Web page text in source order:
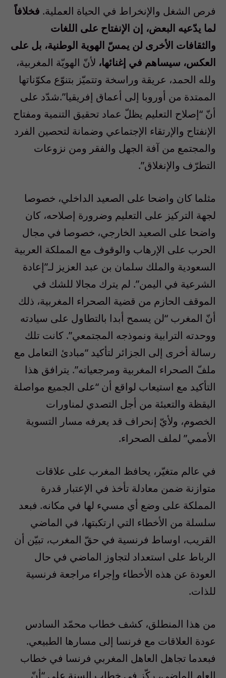
فرص الشغل والإنخراط في الحياة العملية. فخلافاً
لما يدّعيه البعض، إن الإنفتاح على اللغات
والثقافات الأخرى لن يمسّ الهوية الوطنية، بل على
العكس، سيساهم في إغنائها، لأنّ الهويّة المغربية،
ولله الحمد، عريقة وراسخة وتتميّز بتنوّع مكوّناتها
الممتدة من أوروبا إلى أعماق إفريقيا”.شدّد على
أنّ “إصلاح التعليم يظلّ عماد تحقيق التنمية ومفتاح
الإنفتاح والإرتقاء الإجتماعي وضمانة لتحصين الفرد
والمجتمع من آفة الجهل والفقر ومن نزوعات
التطرّف والإنغلاق”.
مثلما كان واضحا على الصعيد الداخلي، خصوصا
لجهة التركيز على التعليم وضرورة إصلاحه، كان
واضحا على الصعيد الخارجي، خصوصا في مجال
الحرب على الإرهاب والوقوف مع المملكة العربية
السعودية والملك سلمان بن عبد العزيز لـ”إعادة
الشرعية في اليمن”. لم يترك مجالا للشك في
الموقف الحازم من قضية الصحراء المغربية، ذلك
أنّ المغرب “لن يسمح أبدا بالتطاول على سيادته
ووحدته الترابية ونموذجه المجتمعي”. كانت تلك
رسالة أخرى إلى الجزائر لتأكيد “مبادئ التعامل مع
ملفّ الصحراء المغربية ومرجعياته”. يترافق هذا
التأكيد مع استيعاب لواقع أن “على الجميع مواصلة
اليقظة والتعبئة من أجل التصدي لمناورات
الخصوم، ولأيّ إنحراف قد يعرفه مسار التسوية
الأممي” لملف الصحراء.
في عالم متغيّر، يحافظ المغرب على علاقات
متوازنة ضمن معادلة تأخذ في الإعتبار قدرة
المملكة على وضع أي مسيء لها في مكانه. فبعد
سلسلة من الأخطاء التي ارتكبتها، في الماضي
القريب، اوساط فرنسية في حقّ المغرب، تبيّن أن
الرباط على استعداد لتجاوز الماضي في حال
العودة عن هذه الأخطاء وإجراء مراجعة فرنسية
للذات.
من هذا المنطلق، كشف خطاب محمّد السادس
عودة العلاقات مع فرنسا إلى مسارها الطبيعي.
فبعدما تجاهل العاهل المغربي فرنسا في خطاب
العام الماضي، ركّز في خطاب السنة على “أنّ